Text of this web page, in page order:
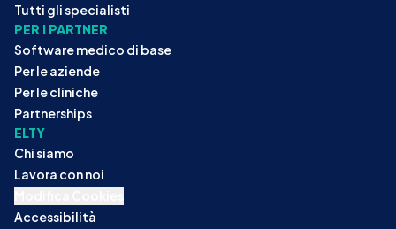
Tutti gli specialisti
PER I PARTNER
Software medico di base
Per le aziende
Per le cliniche
Partnerships
ELTY
Chi siamo
Lavora con noi
Accessibilità